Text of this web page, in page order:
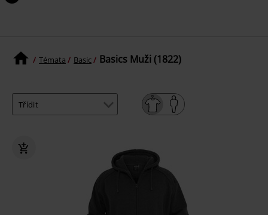
Témata Basic Basics Muži (1822)